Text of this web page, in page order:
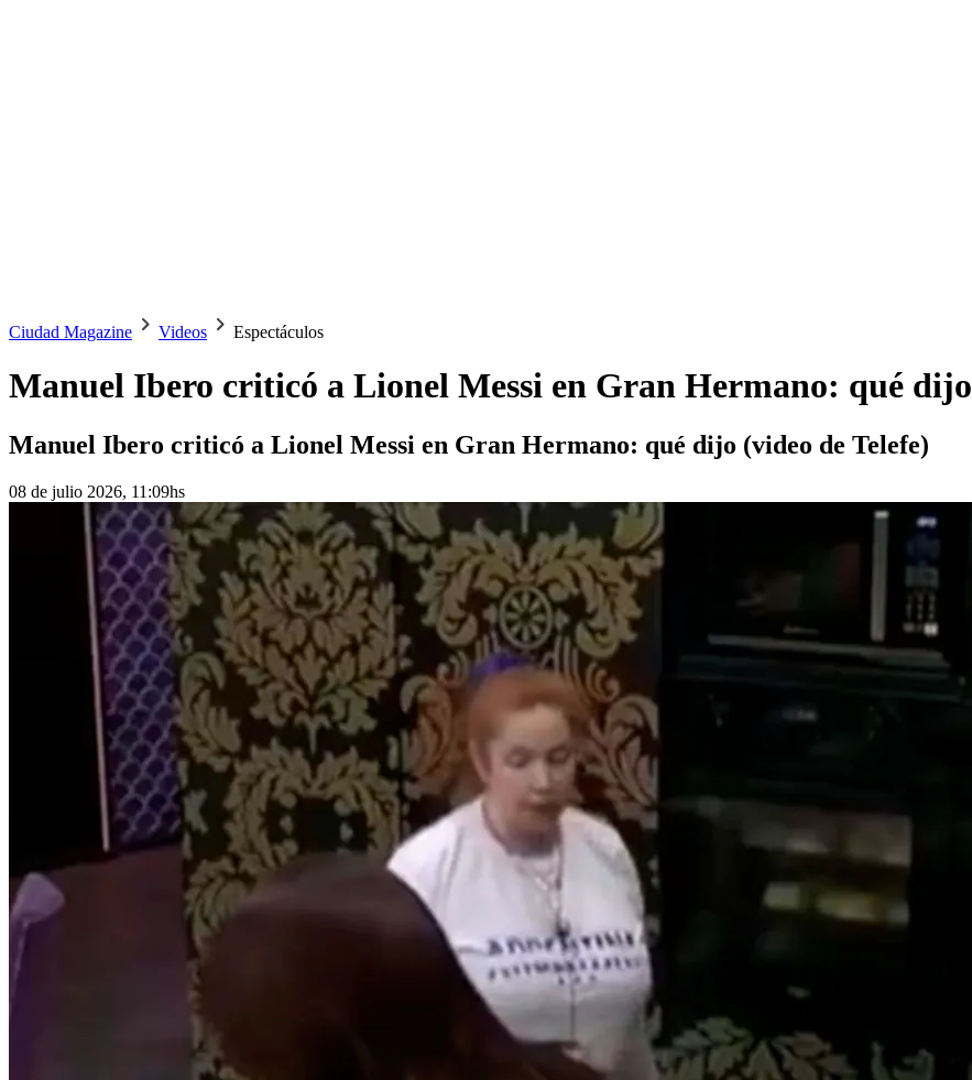
Ciudad Magazine Videos Espectáculos
Manuel Ibero criticó a Lionel Messi en Gran Hermano: qué dijo
Manuel Ibero criticó a Lionel Messi en Gran Hermano: qué dijo (video de Telefe)
08 de julio 2026, 11:09hs